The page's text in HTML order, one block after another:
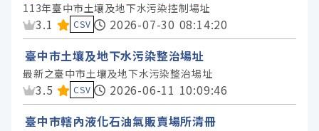
標籤
授權
113年臺中市土壤及地下水污染控制場址
資料集評分：
3.1 CSV
2026-07-30 08:14:20
臺中市土壤及地下水污染整治場址
最新之臺中市土壤及地下水污染整治場址
資料集評分：
3.5 CSV
2026-06-11 10:09:46
臺中市轄內液化石油氣販賣場所清冊